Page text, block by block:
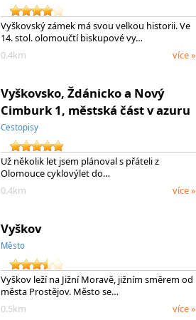
Vyškovský zámek má svou velkou historii. Ve
14. stol. olomoučtí biskupové vy…
0.4km
více »
Vyškovsko, Ždánicko a Nový
Cimburk 1, městská část v azuru
Cestopisy
Už několik let jsem plánoval s přáteli z
Olomouce cyklovýlet do…
0.4km
více »
Vyškov
Město
Vyškov leží na Jižní Moravě, jižním směrem od
města Prostějov. Město se…
0.5km
více »